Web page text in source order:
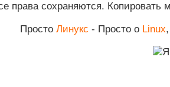
права сохраняются. Копировать
Просто Линукс - Просто о Linux